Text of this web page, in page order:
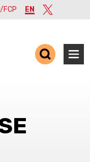
FCP EN Twitter